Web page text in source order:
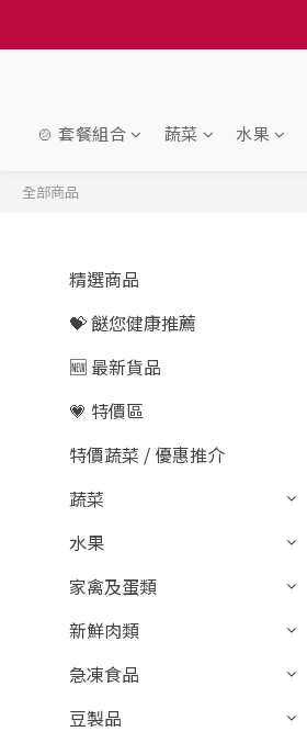
🍲 套餐組合 蔬菜 水果
全部商品
精選商品
💝 餸您健康推薦
🆕 最新貨品
💗 特價區
特價蔬菜 / 優惠推介
蔬菜
水果
家禽及蛋類
新鮮肉類
急凍食品
豆製品